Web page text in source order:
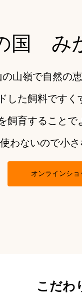
国 み
山嶺で自然の
した飼料ですく
育することで
わないので小
オンラインショ
こだわ